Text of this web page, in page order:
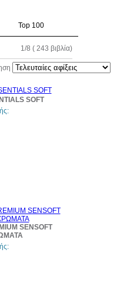
Top 100
1/8 ( 243 βιβλία)
SOFT
SENSOFT